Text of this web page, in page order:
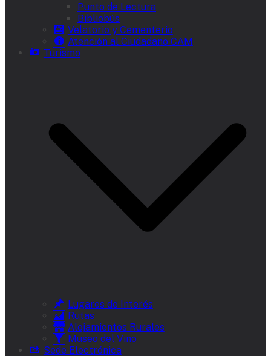
Punto de Lectura
Bibliobús
Velatorio y Cementerio
Atención al Ciudadano CAM
Turismo
Lugares de Interés
Rutas
Alojamientos Rurales
Museo del Vino
Sede Electrónica